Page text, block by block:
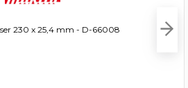
230 x 25,4 mm - D-66008